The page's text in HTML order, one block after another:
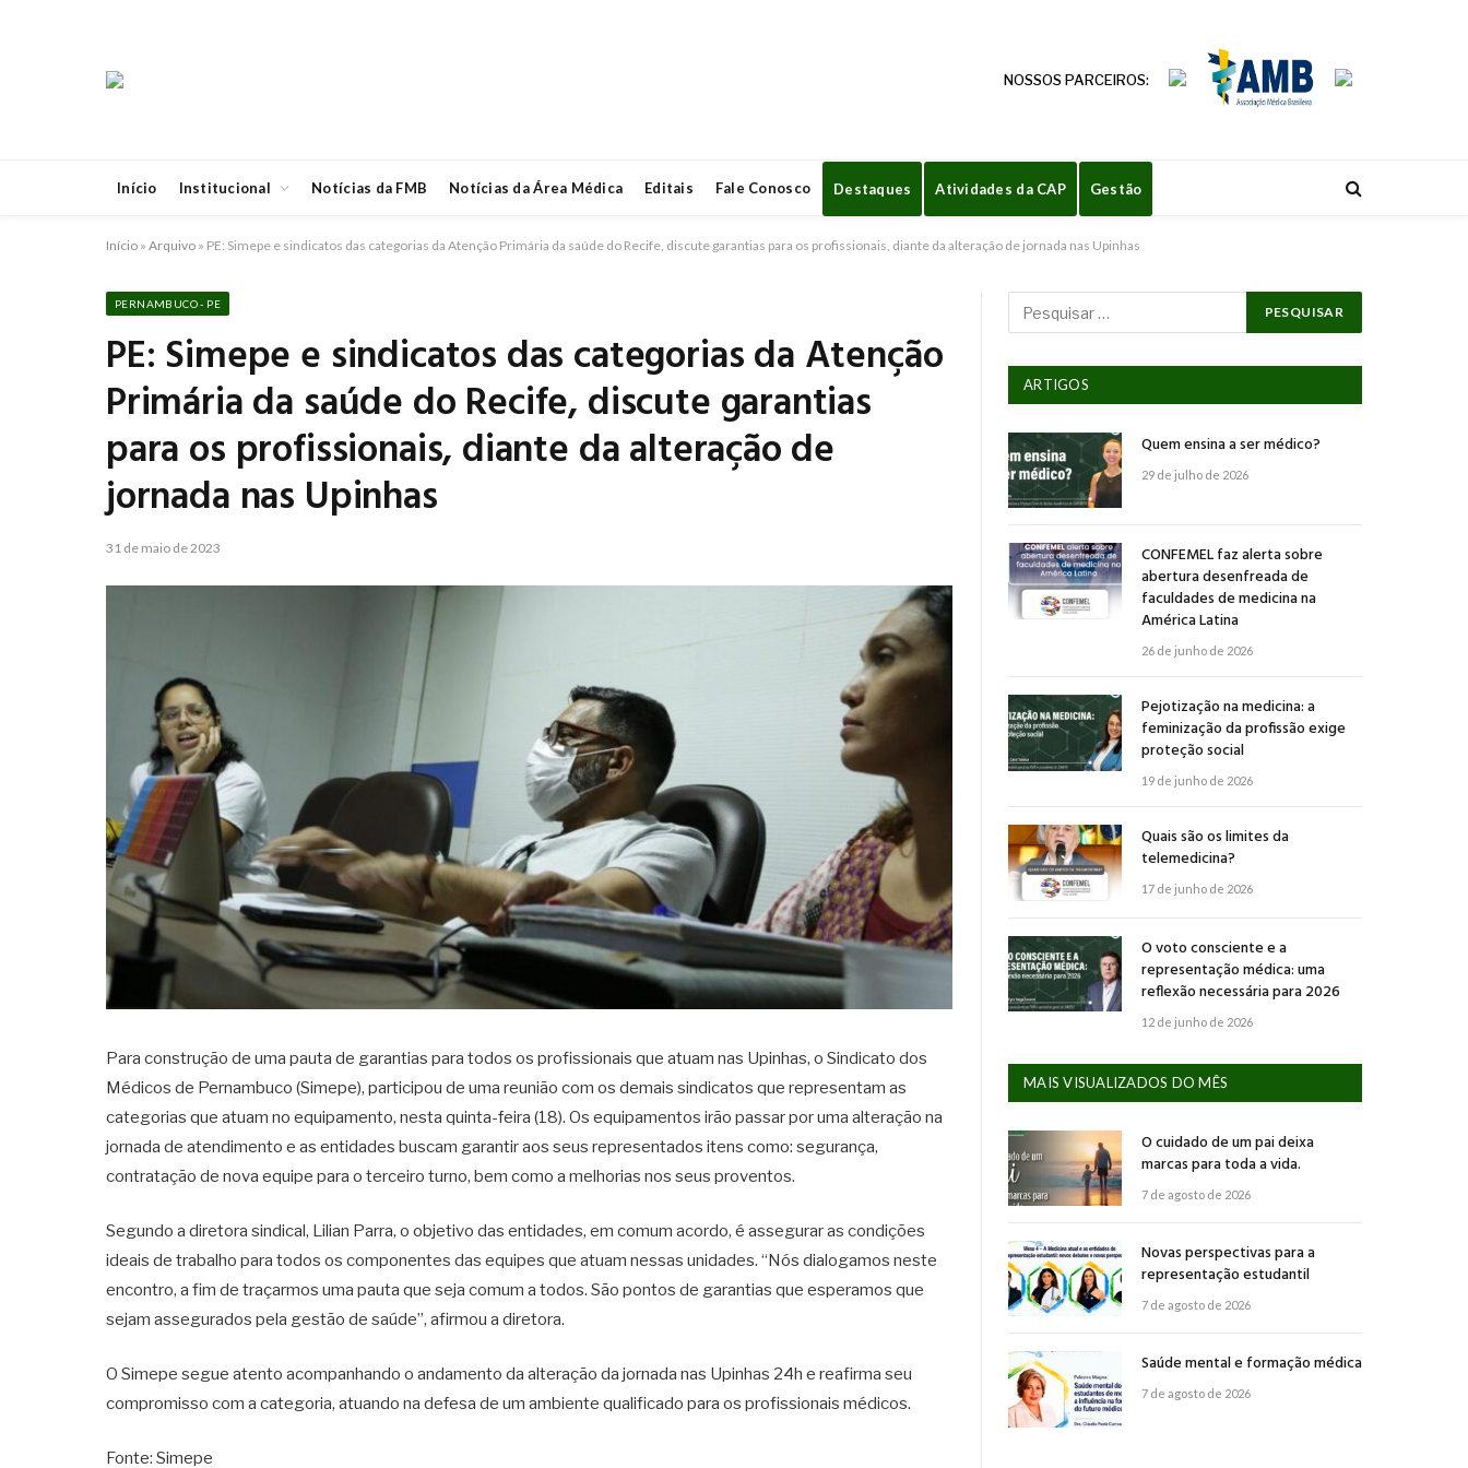
NOSSOS PARCEIROS:
Início Institucional Notícias da FMB Notícias da Área Médica Editais Fale Conosco Destaques Atividades da CAP Gestão
Início » Arquivo » PE: Simepe e sindicatos das categorias da Atenção Primária da saúde do Recife, discute garantias para os profissionais, diante da alteração de jornada nas Upinhas
PERNAMBUCO - PE
PE: Simepe e sindicatos das categorias da Atenção
Primária da saúde do Recife, discute garantias
para os profissionais, diante da alteração de
jornada nas Upinhas
31 de maio de 2023
Para construção de uma pauta de garantias para todos os profissionais que atuam nas Upinhas, o Sindicato dos
Médicos de Pernambuco (Simepe), participou de uma reunião com os demais sindicatos que representam as
categorias que atuam no equipamento, nesta quinta-feira (18). Os equipamentos irão passar por uma alteração na
jornada de atendimento e as entidades buscam garantir aos seus representados itens como: segurança,
contratação de nova equipe para o terceiro turno, bem como a melhorias nos seus proventos.
Segundo a diretora sindical, Lilian Parra, o objetivo das entidades, em comum acordo, é assegurar as condições
ideais de trabalho para todos os componentes das equipes que atuam nessas unidades. “Nós dialogamos neste
encontro, a fim de traçarmos uma pauta que seja comum a todos. São pontos de garantias que esperamos que
sejam assegurados pela gestão de saúde”, afirmou a diretora.
O Simepe segue atento acompanhando o andamento da alteração da jornada nas Upinhas 24h e reafirma seu
compromisso com a categoria, atuando na defesa de um ambiente qualificado para os profissionais médicos.
Fonte: Simepe
ARTIGOS
Quem ensina a ser médico?
29 de julho de 2026
CONFEMEL faz alerta sobre
abertura desenfreada de
faculdades de medicina na
América Latina
26 de junho de 2026
Pejotização na medicina: a
feminização da profissão exige
proteção social
19 de junho de 2026
Quais são os limites da
telemedicina?
17 de junho de 2026
O voto consciente e a
representação médica: uma
reflexão necessária para 2026
12 de junho de 2026
MAIS VISUALIZADOS DO MÊS
O cuidado de um pai deixa
marcas para toda a vida.
7 de agosto de 2026
Novas perspectivas para a
representação estudantil
7 de agosto de 2026
Saúde mental e formação médica
7 de agosto de 2026